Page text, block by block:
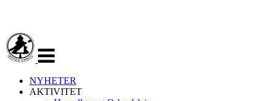
navigasjon
NYHETER
AKTIVITET